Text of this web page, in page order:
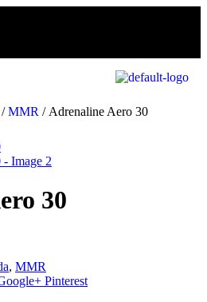
/MMR / Adrenaline Aero 30
30
, MMR
Pinterest